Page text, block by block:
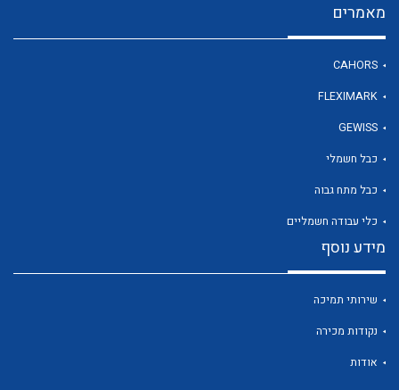
מאמרים
CAHORS
FLEXIMARK
GEWISS
כבל חשמלי
כבל מתח גבוה
כלי עבודה חשמליים
מידע נוסף
שירותי תמיכה
נקודות מכירה
אודות